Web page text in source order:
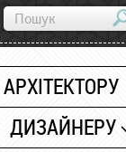
АРХІТЕКТОРУ
Папір
ДИЗАЙНЕРУ